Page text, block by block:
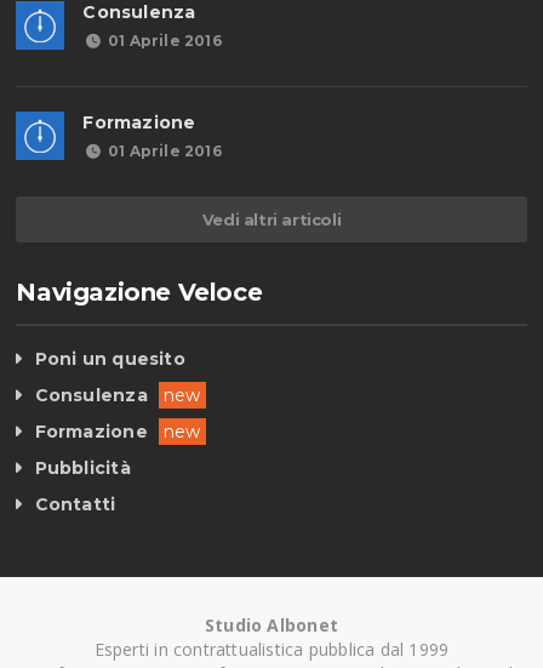
Consulenza
01 Aprile 2016
Formazione
01 Aprile 2016
Vedi altri articoli
Navigazione Veloce
Poni un quesito
Consulenza
new
Formazione
new
Pubblicità
Contatti
Studio Albonet
Esperti in contrattualistica pubblica dal 1999